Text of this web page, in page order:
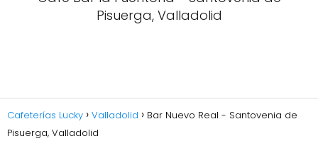
Pisuerga, Valladolid
Cafeterías Lucky Valladolid
Bar Nuevo Real - Santovenia de
Pisuerga, Valladolid